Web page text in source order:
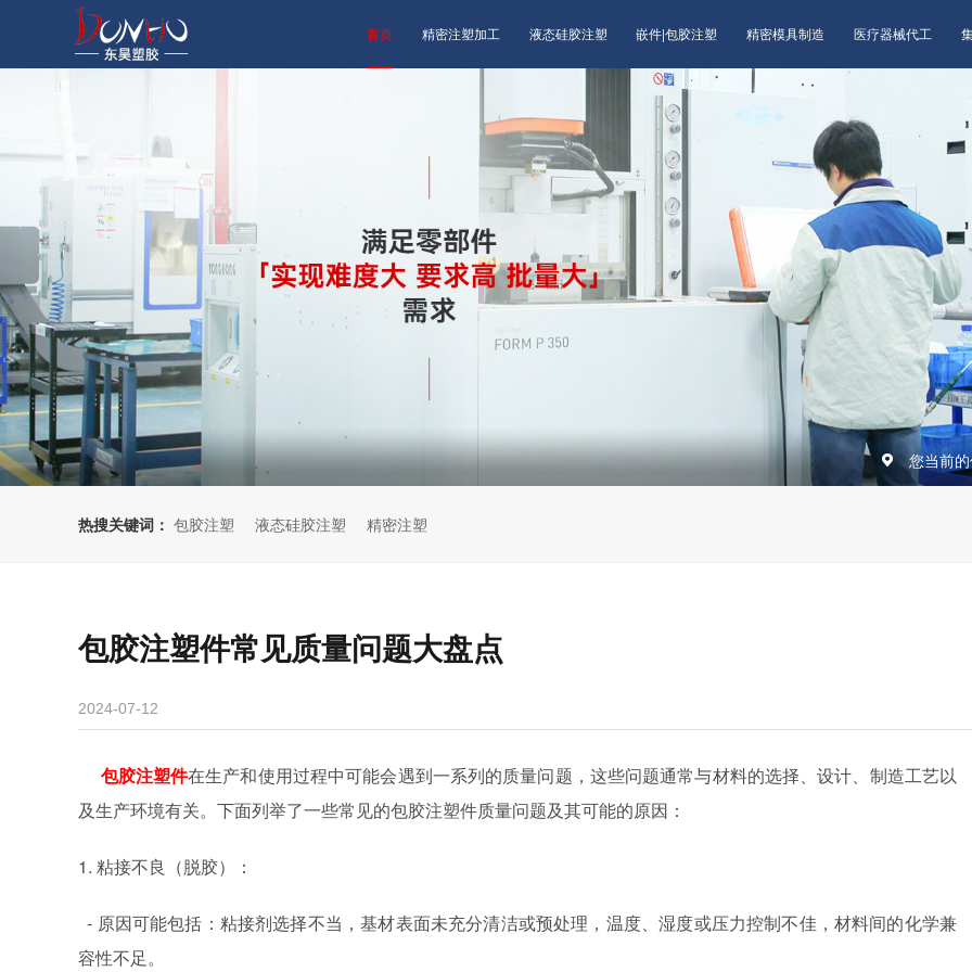
首页 精密注塑加工 液态硅胶注塑 嵌件|包胶注塑 精密模具制造 医疗器械代工
您当前
热搜关键词： 包胶注塑 液态硅胶注塑 精密注塑
包胶注塑件常见质量问题大盘点
2024-07-12
包胶注塑件在生产和使用过程中可能会遇到一系列的质量问题，这些问题通常与材料的选择、设计、制造工艺以
及生产环境有关。下面列举了一些常见的包胶注塑件质量问题及其可能的原因：
1. 粘接不良（脱胶）：
- 原因可能包括：粘接剂选择不当，基材表面未充分清洁或预处理，温度、湿度或压力控制不佳，材料间的化学兼
容性不足。